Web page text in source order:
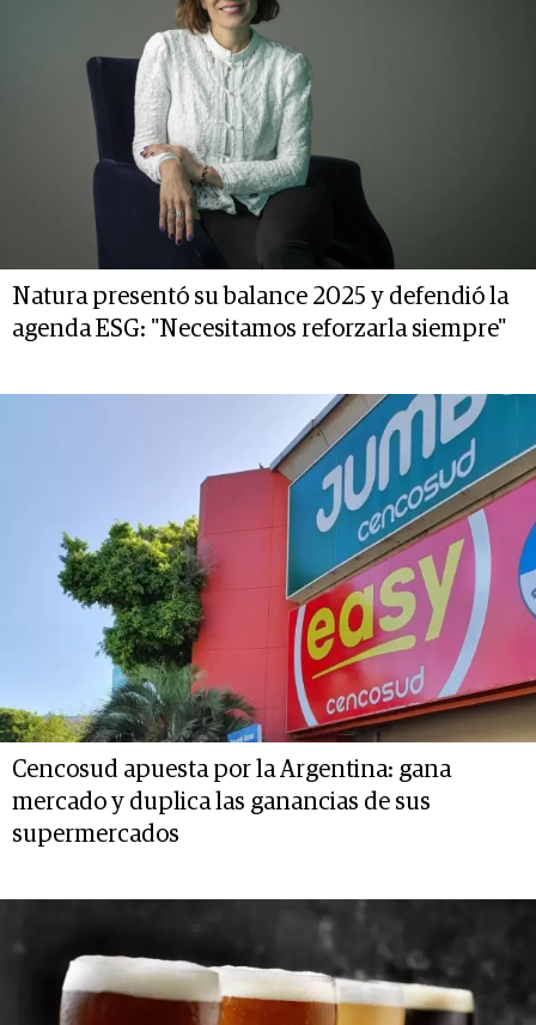
Natura presentó su balance 2025 y defendió la
agenda ESG: "Necesitamos reforzarla siempre"
Cencosud apuesta por la Argentina: gana
mercado y duplica las ganancias de sus
supermercados